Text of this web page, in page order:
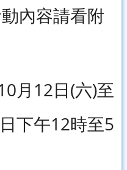
內容請看附
月12日(六)至
下午12時至5